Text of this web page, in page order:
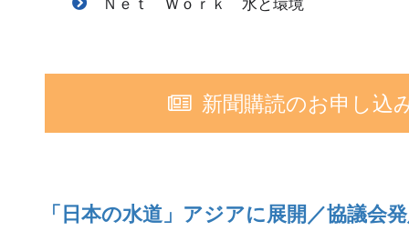
新聞購読のお申し込
「日本の水道」アジアに展開／協議会